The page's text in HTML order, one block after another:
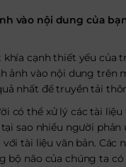
vào nội dung của
khía cạnh thiết yếu của
ảnh vào nội dung trên
nhất để truyền tải
có thể xử lý các tài
sao nhiều người phản
tài liệu văn bản. Các
bộ não của chúng ta